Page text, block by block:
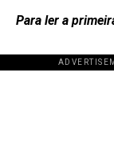
Para ler a